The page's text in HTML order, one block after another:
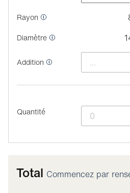
Rayon
Diamètre
Addition
Quantité
Total Commencez par